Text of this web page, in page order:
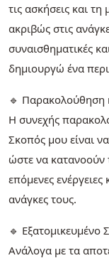
τις ασκήσεις και
ακριβώς στις
συναισθηματικές
δημιουργώ ένα
🔹 Παρακολούθηση
Η συνεχής
Σκοπός μου είναι
ώστε να κατανοούν
επόμενες
ανάγκες τους.
🔹 Εξατομικευμένο
Ανάλογα με τα